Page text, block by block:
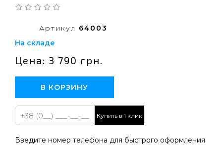
Артикул 64003
На складе
Цена: 3 790 грн.
В КОРЗИНУ
Купить в 1 клик
Введите номер телефона для быстрого оформления